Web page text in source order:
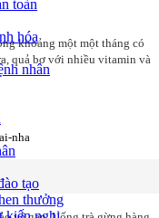
toàn
hóa
nhân
tạo
thưởng
khoảng một một tháng có
quả bơ với nhiều vitamin và